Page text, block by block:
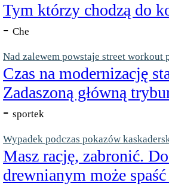
Tym którzy chodzą do
- Che
Nad zalewem powstaje street workout
Czas na modernizację
Zadaszoną główną
- sportek
Wypadek podczas pokazów
Masz rację, zabronić.
drewnianym może